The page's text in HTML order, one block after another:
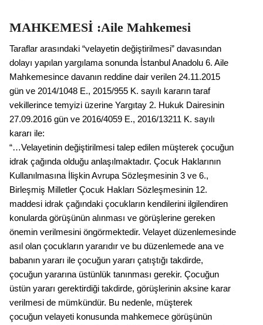
MAHKEMESİ :Aile Mahkemesi
Taraflar arasındaki “velayetin değiştirilmesi” davasından
dolayı yapılan yargılama sonunda İstanbul Anadolu 6. Aile
Mahkemesince davanın reddine dair verilen 24.11.2015
gün ve 2014/1048 E., 2015/955 K. sayılı kararın taraf
vekillerince temyizi üzerine Yargıtay 2. Hukuk Dairesinin
27.09.2016 gün ve 2016/4059 E., 2016/13211 K. sayılı
kararı ile:
“…Velayetinin değiştirilmesi talep edilen müşterek çocuğun
idrak çağında olduğu anlaşılmaktadır. Çocuk Haklarının
Kullanılmasına İlişkin Avrupa Sözleşmesinin 3 ve 6.,
Birleşmiş Milletler Çocuk Hakları Sözleşmesinin 12.
maddesi idrak çağındaki çocukların kendilerini ilgilendiren
konularda görüşünün alınması ve görüşlerine gereken
önemin verilmesini öngörmektedir. Velayet düzenlemesinde
asıl olan çocukların yararıdır ve bu düzenlemede ana ve
babanın yararı ile çocuğun yararı çatıştığı takdirde,
çocuğun yararına üstünlük tanınması gerekir. Çocuğun
üstün yararı gerektirdiği takdirde, görüşlerinin aksine karar
verilmesi de mümkündür. Bu nedenle, müşterek
çocuğun velayeti konusunda mahkemece görüşünün